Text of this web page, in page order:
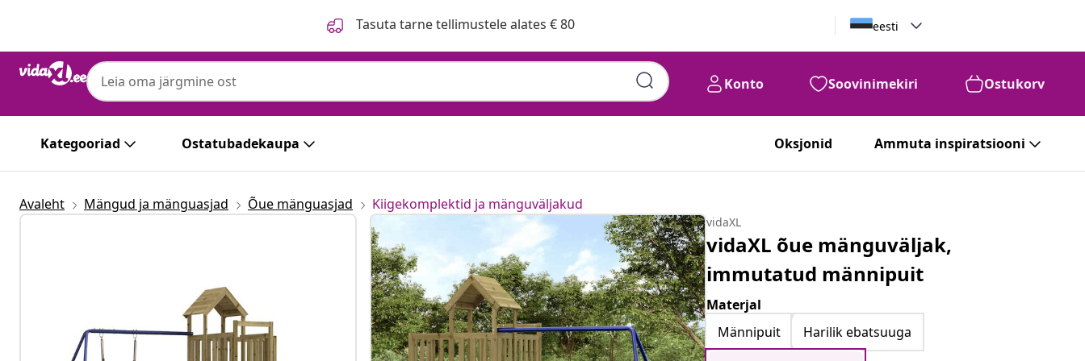
Tasuta tarne tellimustele alates € 80 eesti
Konto Soovinimekiri Ostukorv
Kategooriad Ostatubadekaupa Oksjonid Ammuta inspiratsiooni
Avaleht Mängud ja mänguasjad Õue mänguasjad Kiigekomplektid ja mänguväljakud
vidaXL
vidaXL õue mänguväljak,
immutatud männipuit
Materjal
Männipuit
Harilik ebatsuuga